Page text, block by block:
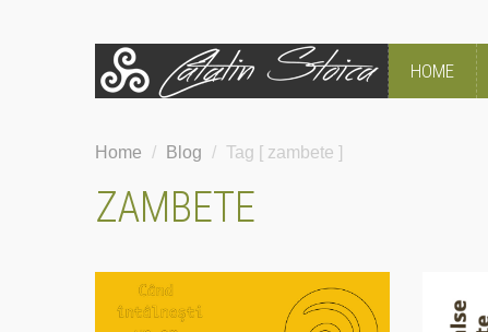
HOME
Home / Blog / Tag [ zambete ]
ZAMBETE